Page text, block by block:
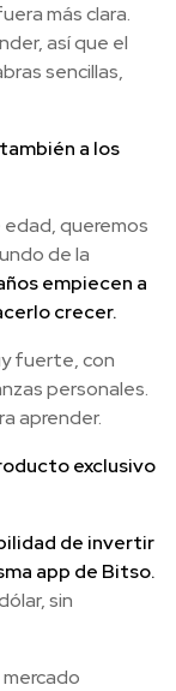
más clara.
así que el
sencillas,
a los
edad, queremos
de la
empiecen a
crecer.
fuerte, con
personales.
aprender.
exclusivo
de invertir
app de Bitso.
sin